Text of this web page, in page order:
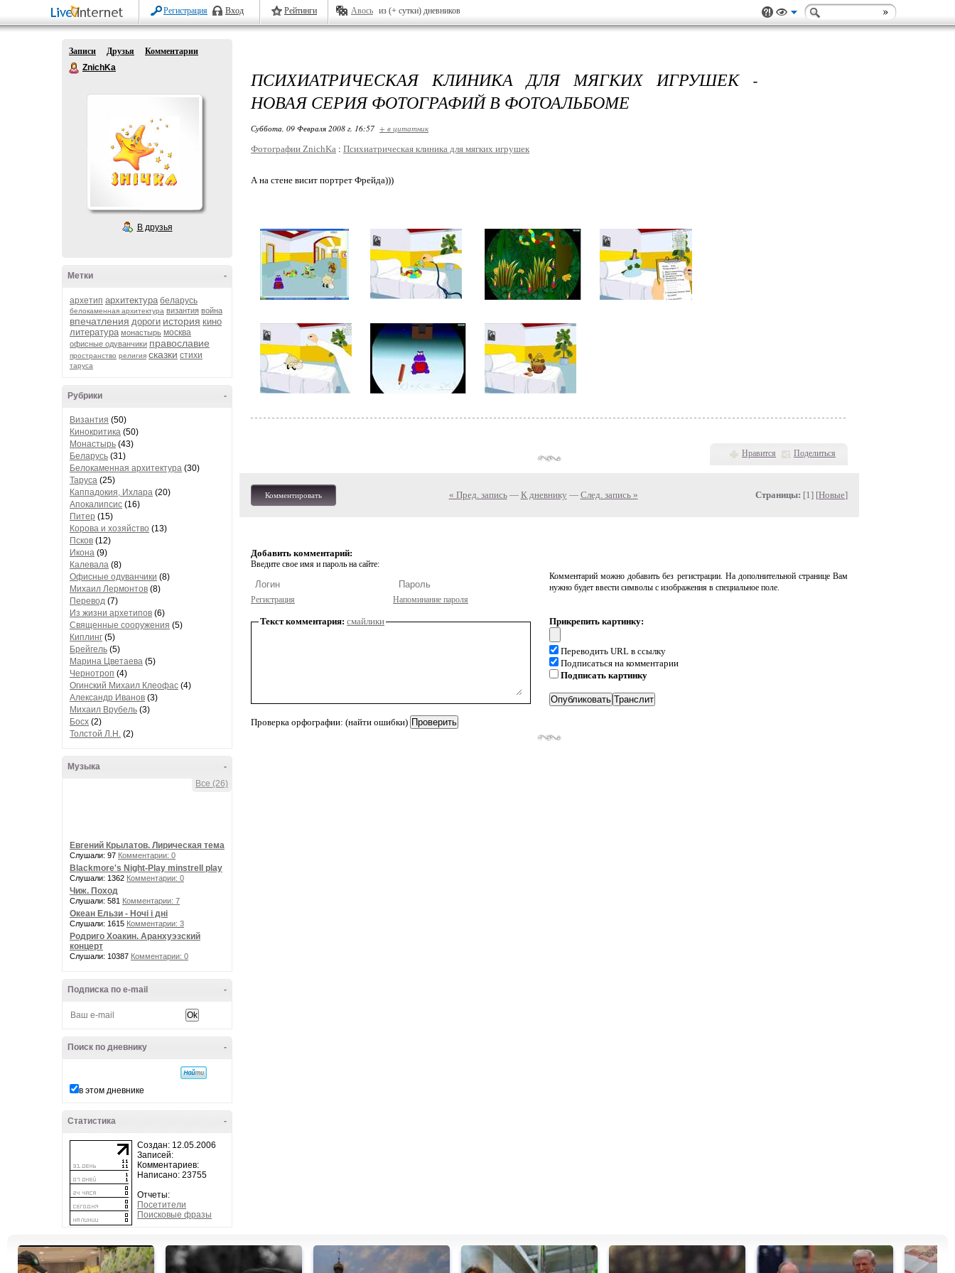
Регистрация Вход Рейтинги Авось из (+ сутки) дневников
Записи Друзья
Комментарии
ZnichKa
В друзья
-
Метки
архетип архитектура беларусь
белокаменная архитектура византия война
впечатления дороги история кино
литература монастырь москва
офисные одуванчики православие
пространство религия сказки стихи
таруса
-
Рубрики
Византия (50)
Кинокритика (50)
Монастырь (43)
Беларусь (31)
Белокаменная архитектура (30)
Таруса (25)
Каппадокия, Ихлара (20)
Апокалипсис (16)
Питер (15)
Корова и хозяйство (13)
Псков (12)
Икона (9)
Калевала (8)
Офисные одуванчики (8)
Михаил Лермонтов (8)
Перевод (7)
Из жизни архетипов (6)
Священные сооружения (5)
Киплинг (5)
Брейгель (5)
Марина Цветаева (5)
Чернотроп (4)
Огинский Михаил Клеофас (4)
Александр Иванов (3)
Михаил Врубель (3)
Босх (2)
Толстой Л.Н. (2)
-
Музыка
Все (26)
Евгений Крылатов. Лирическая тема
Слушали: 97 Комментарии: 0
Blackmore's Night-Play minstrell play
Слушали: 1362 Комментарии: 0
Чиж. Поход
Слушали: 581 Комментарии: 7
Океан Ельзи - Ночі і дні
Слушали: 1615 Комментарии: 3
Родриго Хоакин. Аранхуэзский
концерт
Слушали: 10387 Комментарии: 0
-
Подписка по e-mail
-
Поиск по дневнику
в этом дневнике
-
Статистика
Создан: 12.05.2006
Записей:
Комментариев:
Написано: 23755
Отчеты:
Посетители
Поисковые фразы
ПСИХИАТРИЧЕСКАЯ КЛИНИКА ДЛЯ МЯГКИХ ИГРУШЕК -
НОВАЯ СЕРИЯ ФОТОГРАФИЙ В ФОТОАЛЬБОМЕ
Суббота, 09 Февраля 2008 г. 16:57 + в цитатник
Фотографии ZnichKa : Психиатрическая клиника для мягких игрушек
А на стене висит портрет Фрейда)))
Нравится Поделиться
Комментировать « Пред. запись— К дневнику — След. запись » Страницы: [1] [Новые]
Добавить комментарий:
Введите свое имя и пароль на сайте:
Регистрация Напоминание пароля
Комментарий можно добавить без регистрации. На дополнительной странице Вам
нужно будет ввести символы с изображения в специальное поле.
Текст комментария: смайлики
Проверка орфографии: (найти ошибки)
Прикрепить картинку:
Переводить URL в ссылку
Подписаться на комментарии
Подписать картинку